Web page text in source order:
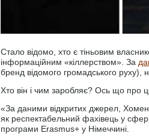
Стало відомо, хто є тіньовим
інформаційним «кіллерством». За
бренд відомого громадського руху),
Хто він і чим заробляє? Ось що про
«За даними відкритих джерел,
як респектабельний фахівець у
програми Erasmus+ у Німеччині.